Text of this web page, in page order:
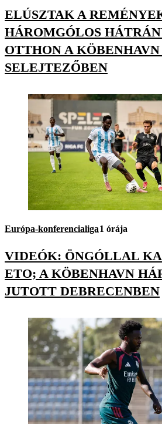
ELÚSZTAK A
HÁROMGÓLOS
OTTHON A
SELEJTEZŐBEN
Európa-konferencialiga1 órája
VIDEÓK: ÖNGÓLLAL
ETO; A KÖBENHAVN
JUTOTT DEBRECENBEN